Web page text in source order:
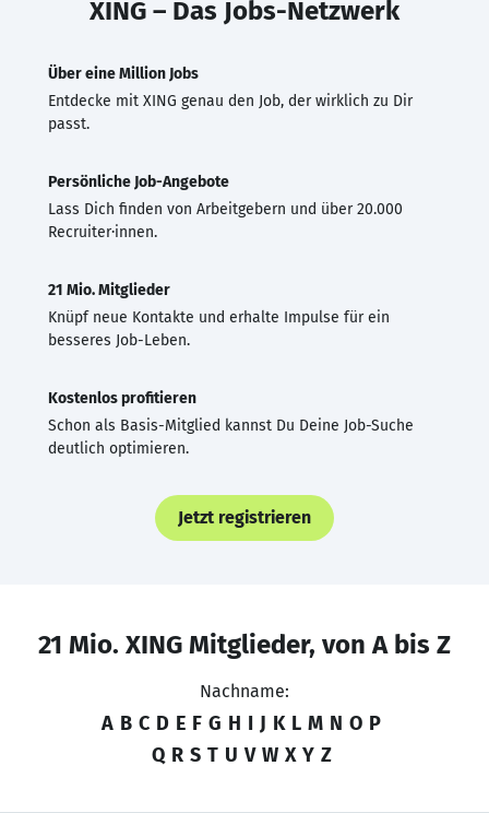
XING – Das Jobs-Netzwerk
Über eine Million Jobs
Entdecke mit XING genau den Job, der wirklich zu Dir
passt.
Persönliche Job-Angebote
Lass Dich finden von Arbeitgebern und über 20.000
Recruiter·innen.
21 Mio. Mitglieder
Knüpf neue Kontakte und erhalte Impulse für ein
besseres Job-Leben.
Kostenlos profitieren
Schon als Basis-Mitglied kannst Du Deine Job-Suche
deutlich optimieren.
Jetzt registrieren
21 Mio. XING Mitglieder, von A bis Z
Nachname:
A B C D E F G H I J K L M N O P
Q R S T U V W X Y Z